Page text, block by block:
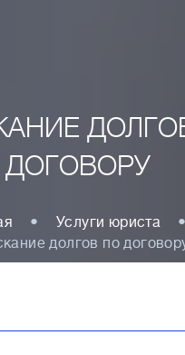
ДОГОВОРУ
Услуги юриста
долгов по